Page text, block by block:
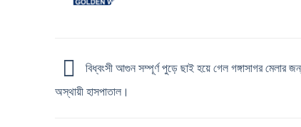
বিধ্বংসী আগুন সম্পূর্ণ পুড়ে ছাই হয়ে গেল গঙ্গাসাগর মেলার
অস্থায়ী হাসপাতাল।